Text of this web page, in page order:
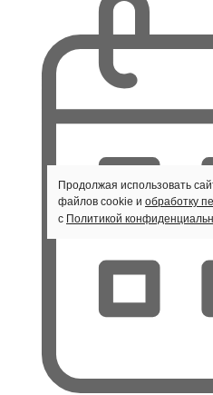
Продолжая использовать
файлов cookie и обработку
с Политикой